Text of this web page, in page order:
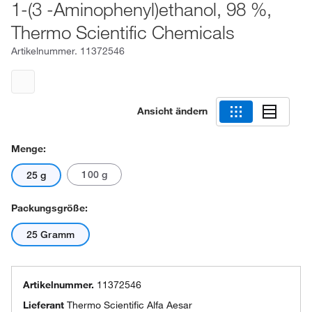
1-(3 -Aminophenyl)ethanol, 98 %,
Thermo Scientific Chemicals
Artikelnummer. 11372546
Ansicht ändern
Menge:
25 g 100 g
Packungsgröße:
25 Gramm
Artikelnummer. 11372546
Lieferant Thermo Scientific Alfa Aesar